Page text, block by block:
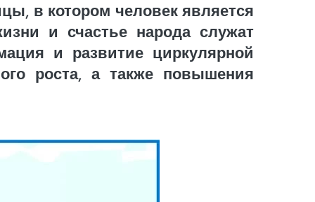
в котором человек является
и счастье народа служат
и развитие циркулярной
роста, а также повышения